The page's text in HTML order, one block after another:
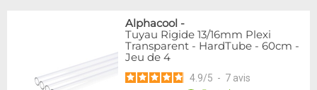
Alphacool -
Tuyau Rigide 13/16mm Plexi
Transparent - HardTube - 60cm -
Jeu de 4
4.9/5 - 7 avis